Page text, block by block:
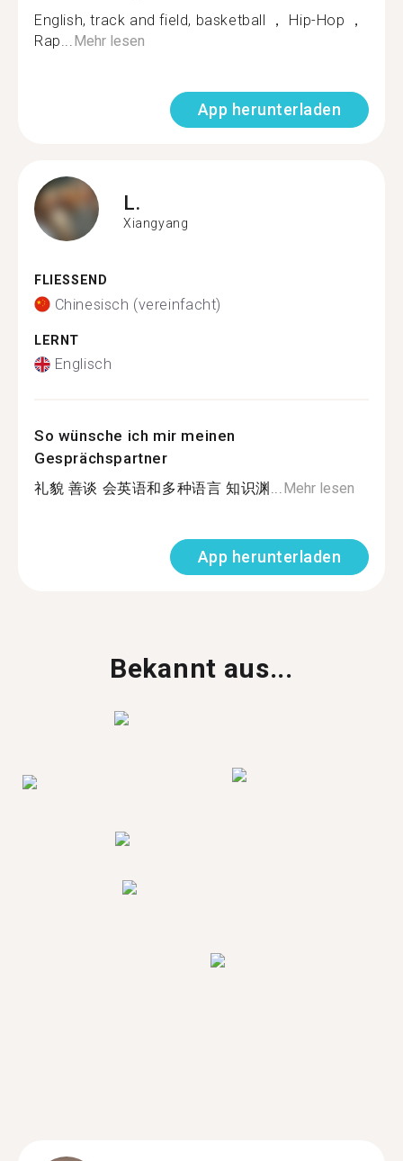
English, track and field, basketball ， Hip-Hop ，
Rap...Mehr lesen
App herunterladen
L.
Xiangyang
FLIESSEND
Chinesisch (vereinfacht)
LERNT
Englisch
So wünsche ich mir meinen
Gesprächspartner
礼貌 善谈 会英语和多种语言 知识渊...Mehr lesen
App herunterladen
Bekannt aus...